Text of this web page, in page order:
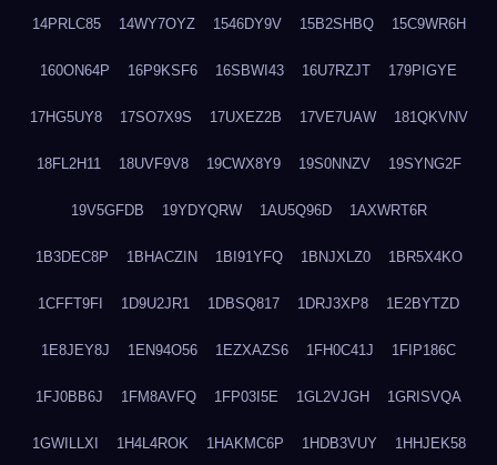
14PRLC85 14WY7OYZ 1546DY9V 15B2SHBQ 15C9WR6H
160ON64P 16P9KSF6 16SBWI43 16U7RZJT 179PIGYE
17HG5UY8 17SO7X9S 17UXEZ2B 17VE7UAW 181QKVNV
18FL2H11 18UVF9V8 19CWX8Y9 19S0NNZV 19SYNG2F
19V5GFDB 19YDYQRW 1AU5Q96D 1AXWRT6R
1B3DEC8P 1BHACZIN 1BI91YFQ 1BNJXLZ0 1BR5X4KO
1CFFT9FI 1D9U2JR1 1DBSQ817 1DRJ3XP8 1E2BYTZD
1E8JEY8J 1EN94O56 1EZXAZS6 1FH0C41J 1FIP186C
1FJ0BB6J 1FM8AVFQ 1FP03I5E 1GL2VJGH 1GRISVQA
1GWILLXI 1H4L4ROK 1HAKMC6P 1HDB3VUY 1HHJEK58